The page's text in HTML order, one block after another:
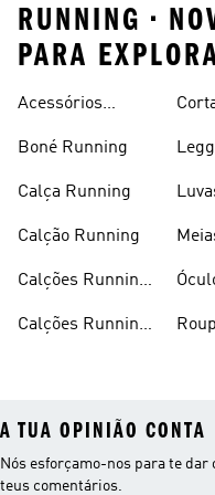
RUNNING •
PARA
Acessórios
Boné Running
Calça Running
Calção Running
Calções Running
Calções Running
A TUA OPINIÃO CONTA
Nós esforçamo-nos para te
teus comentários.